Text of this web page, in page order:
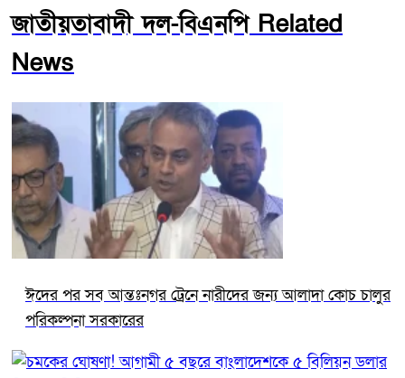
জাতীয়তাবাদী দল-বিএনপি Related
News
ঈদের পর সব আন্তঃনগর ট্রেনে নারীদের জন্য আলাদা কোচ চালুর
পরিকল্পনা সরকারের